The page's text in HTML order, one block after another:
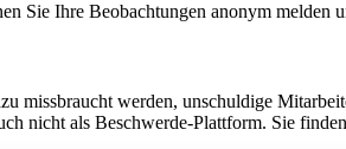
Sie Ihre Beobachtungen anonym
missbraucht werden, unschuldige
nicht als Beschwerde-Plattform. Sie